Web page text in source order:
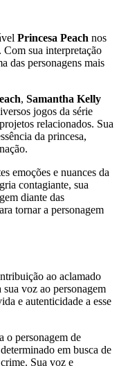
Princesa Peach nos
. Com sua interpretação
das personagens mais
, Samantha Kelly
jogos da série
relacionados. Sua
da princesa,
emoções e nuances da
contagiante, sua
diante das
tornar a personagem
ao aclamado
sua voz ao personagem
e autenticidade a esse
o personagem de
em busca de
Sua voz e